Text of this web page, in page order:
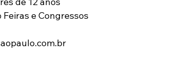
e Congressos